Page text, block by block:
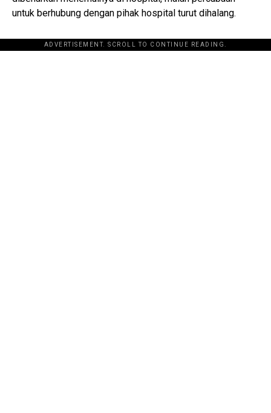
untuk berhubung dengan pihak hospital turut dihalang.
ADVERTISEMENT. SCROLL TO CONTINUE READING.